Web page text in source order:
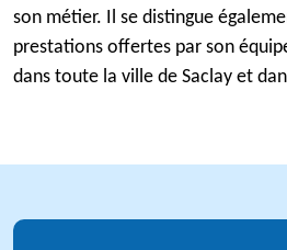
son métier. Il se distingue
prestations offertes par son
dans toute la ville de Saclay et